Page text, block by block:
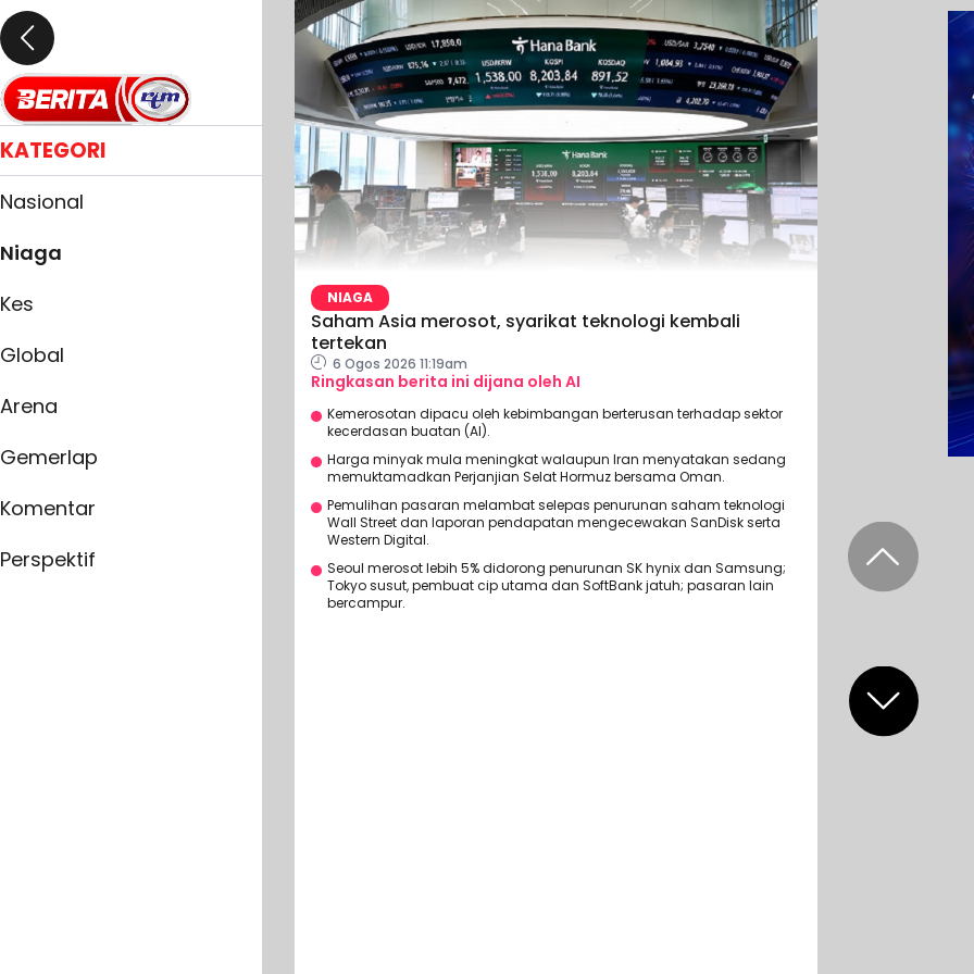
KATEGORI
Nasional
Niaga
Kes
Global
Arena
Gemerlap
Komentar
Perspektif
NIAGA
Saham Asia merosot, syarikat teknologi kembali
tertekan
6 Ogos 2026 11:19am
Ringkasan berita ini dijana oleh AI
Kemerosotan dipacu oleh kebimbangan berterusan terhadap sektor
kecerdasan buatan (AI).
Harga minyak mula meningkat walaupun Iran menyatakan sedang
memuktamadkan Perjanjian Selat Hormuz bersama Oman.
Pemulihan pasaran melambat selepas penurunan saham teknologi
Wall Street dan laporan pendapatan mengecewakan SanDisk serta
Western Digital.
Seoul merosot lebih 5% didorong penurunan SK hynix dan Samsung;
Tokyo susut, pembuat cip utama dan SoftBank jatuh; pasaran lain
bercampur.